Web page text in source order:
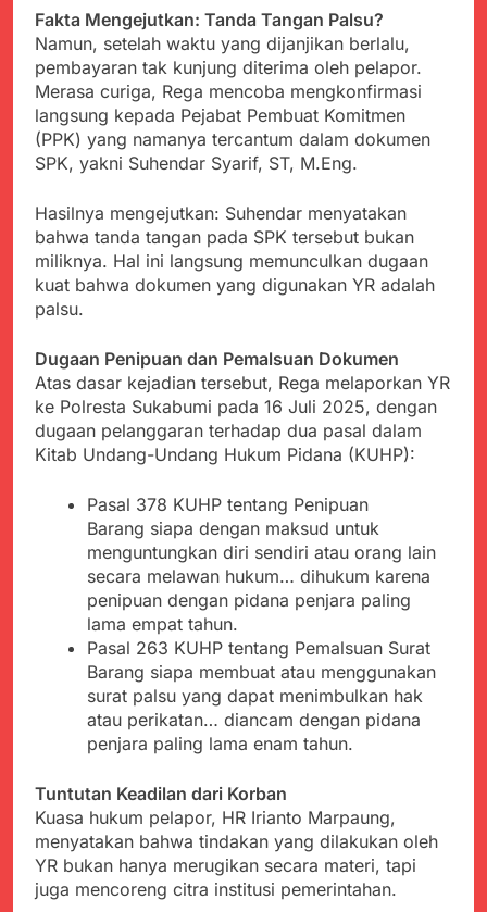
Yani Tetap Bersih,
Pemkot Sukabumi
Perkuat Penataan
Pedagang dan
Pengelolaan Sampah
Agustus 6, 2026
Ribuan Warga Padati
Peringatan Hari ASI
Sedunia di Cibadak,
PDIP Tegaskan ASI
adalah Investasi
Peradaban dan Upaya
Cegah Stunting
Agustus 6, 2026
Wujud Kepedulian Polri,
Kapolresta Sumenep
Koordinasikan dan
Berangkatkan Empat
Mutiara Sentosa 2 ke
Posko Pusat Tg. Perak
Surabaya
Agustus 5, 2026
Sukabumi Diduga
Lakukan Pungutan
melalui Komite Sekolah,
Disorot karena Dinilai
Bertentangan dengan
Agustus 4, 2026
Ketua Umum FSP
Maritim Indonesia
Bantah Isu Mogok
Alam dan Kehangatan
Gotong Royong di
Desa Sukakersa
Agustus 3, 2026
Korban Tenggelam di
Perairan Giligenting
Ditemukan, Polisi
Pastikan Penanganan
Prosedur
Agustus 3, 2026
Fakta Mengejutkan: Tanda Tangan Palsu?
Namun, setelah waktu yang dijanjikan berlalu,
pembayaran tak kunjung diterima oleh pelapor.
Merasa curiga, Rega mencoba mengkonfirmasi
langsung kepada Pejabat Pembuat Komitmen
(PPK) yang namanya tercantum dalam dokumen
SPK, yakni Suhendar Syarif, ST, M.Eng.
Hasilnya mengejutkan: Suhendar menyatakan
bahwa tanda tangan pada SPK tersebut bukan
miliknya. Hal ini langsung memunculkan dugaan
kuat bahwa dokumen yang digunakan YR adalah
palsu.
Dugaan Penipuan dan Pemalsuan Dokumen
Atas dasar kejadian tersebut, Rega melaporkan YR
ke Polresta Sukabumi pada 16 Juli 2025, dengan
dugaan pelanggaran terhadap dua pasal dalam
Kitab Undang-Undang Hukum Pidana (KUHP):
Pasal 378 KUHP tentang Penipuan
Barang siapa dengan maksud untuk
menguntungkan diri sendiri atau orang lain
secara melawan hukum… dihukum karena
penipuan dengan pidana penjara paling
lama empat tahun.
Pasal 263 KUHP tentang Pemalsuan Surat
Barang siapa membuat atau menggunakan
surat palsu yang dapat menimbulkan hak
atau perikatan… diancam dengan pidana
penjara paling lama enam tahun.
Tuntutan Keadilan dari Korban
Kuasa hukum pelapor, HR Irianto Marpaung,
menyatakan bahwa tindakan yang dilakukan oleh
YR bukan hanya merugikan secara materi, tapi
juga mencoreng citra institusi pemerintahan.